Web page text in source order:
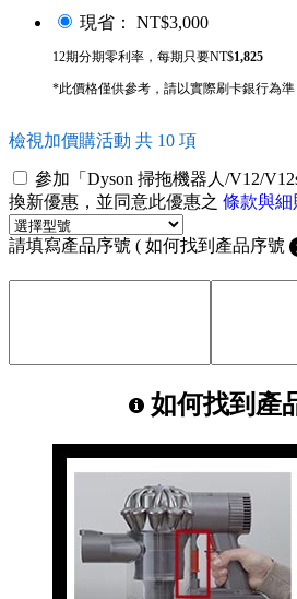
現省： NT$3,000
12期分期零利率，每期只要NT$1,825
*此價格僅供參考，請以實際刷卡銀行為準
檢視加價購活動 共 10 項
參加「Dyson 掃拖機器人/V12/
換新優惠，並同意此優惠之 條款與細
請填寫產品序號 ( 如何找到產品序號
如何找到產